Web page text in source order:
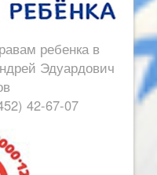
ребенка в
Эдуардович
42-67-07